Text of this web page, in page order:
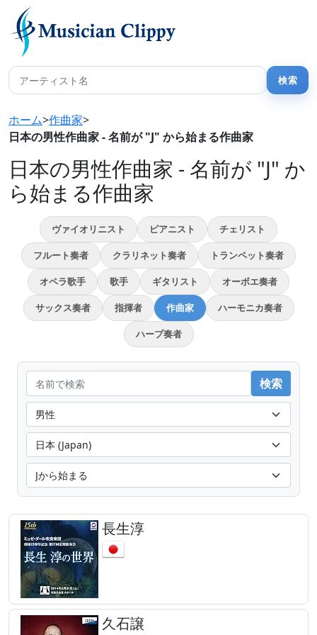
ホーム>作曲家>
日本の男性作曲家 - 名前が "J" から始まる作曲家
日本の男性作曲家 - 名前が "J" か
ら始まる作曲家
ヴァイオリニスト ピアニスト チェリスト
フルート奏者 クラリネット奏者 トランペット奏者
オペラ歌手 歌手 ギタリスト オーボエ奏者
サックス奏者 指揮者 作曲家 ハーモニカ奏者
ハープ奏者
長生淳
久石譲